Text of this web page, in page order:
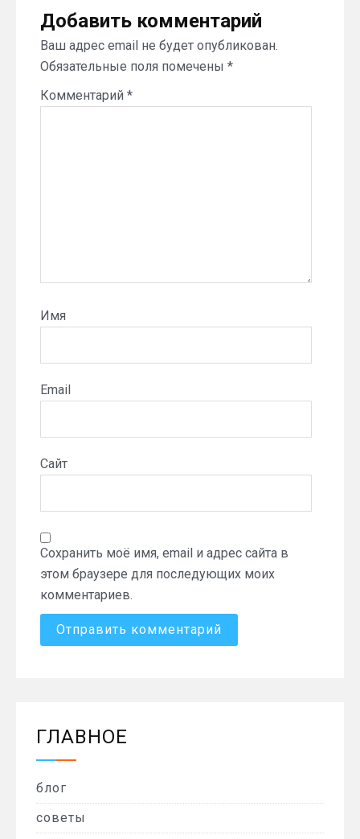
Добавить комментарий
Ваш адрес email не будет опубликован.
Обязательные поля помечены *
Комментарий *
Имя
Email
Сайт
Сохранить моё имя, email и адрес сайта в
этом браузере для последующих моих
комментариев.
ГЛАВНОЕ
блог
советы